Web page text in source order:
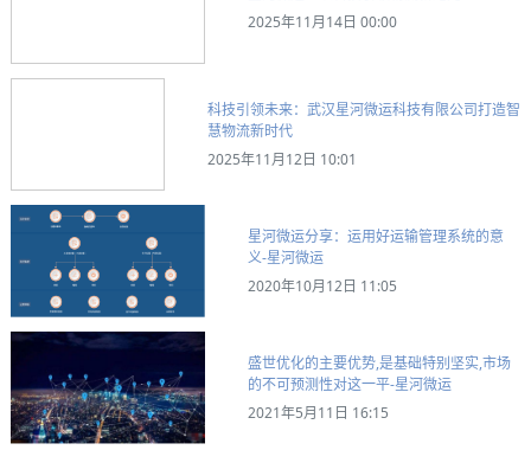
2025年11月14日 00:00
科技引领未来：武汉星河微运科技有限公司打造智
慧物流新时代
2025年11月12日 10:01
星河微运分享：运用好运输管理系统的意
义-星河微运
2020年10月12日 11:05
盛世优化的主要优势,是基础特别坚实,市场
的不可预测性对这一平-星河微运
2021年5月11日 16:15